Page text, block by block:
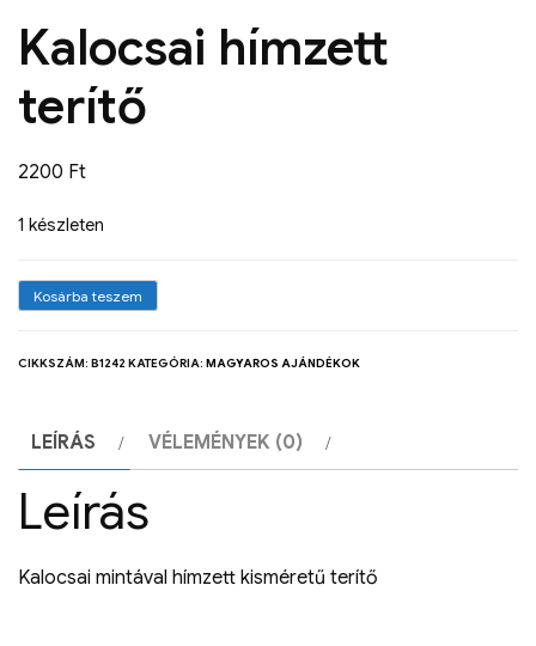
Kalocsai hímzett
terítő
2200 Ft
1 készleten
Kosárba teszem
CIKKSZÁM: B1242 KATEGÓRIA: MAGYAROS AJÁNDÉKOK
LEÍRÁS VÉLEMÉNYEK (0)
Leírás
Kalocsai mintával hímzett kisméretű terítő